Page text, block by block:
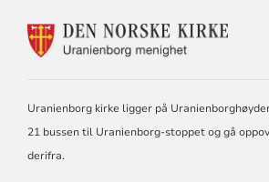
Uranienborg kirke ligger på
21 bussen til Uranienborg-stoppet og gå
derifra.